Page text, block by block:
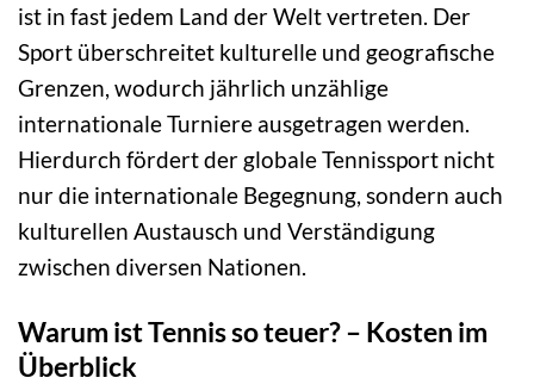
ist in fast jedem Land der Welt vertreten. Der
Sport überschreitet kulturelle und geografische
Grenzen, wodurch jährlich unzählige
internationale Turniere ausgetragen werden.
Hierdurch fördert der globale Tennissport nicht
nur die internationale Begegnung, sondern auch
kulturellen Austausch und Verständigung
zwischen diversen Nationen.
Warum ist Tennis so teuer? – Kosten im
Überblick